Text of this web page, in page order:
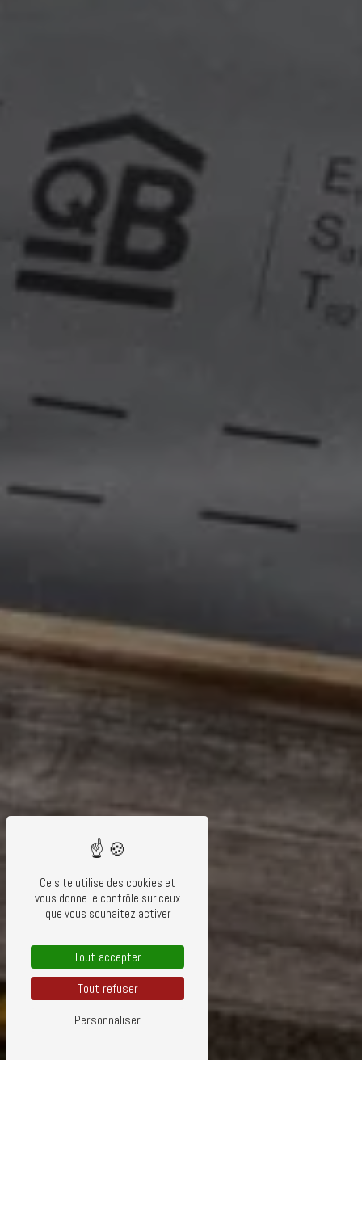
Ce site utilise des cookies et
vous donne le contrôle sur ceux
que vous souhaitez activer
Tout accepter
Tout refuser
Personnaliser